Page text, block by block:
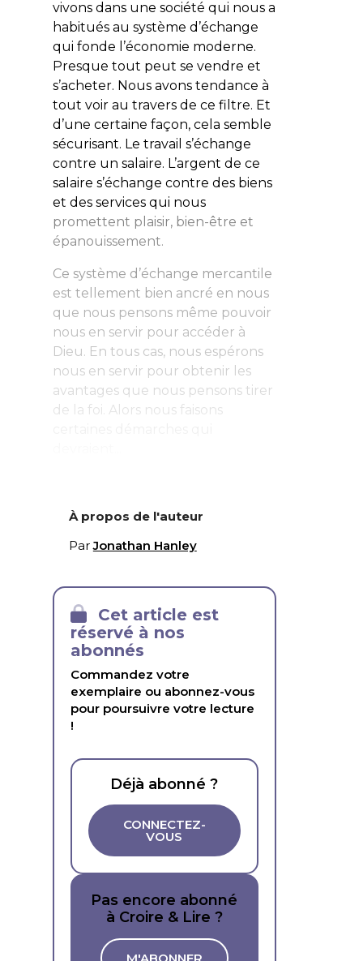
vivons dans une société qui nous a
habitués au système d’échange
qui fonde l’économie moderne.
Presque tout peut se vendre et
s’acheter. Nous avons tendance à
tout voir au travers de ce filtre. Et
d’une certaine façon, cela semble
sécurisant. Le travail s’échange
contre un salaire. L’argent de ce
salaire s’échange contre des biens
et des services qui nous
promettent plaisir, bien-être et
épanouissement.
Ce système d’échange mercantile
est tellement bien ancré en nous
que nous pensons même pouvoir
nous en servir pour accéder à
Dieu. En tous cas, nous espérons
nous en servir pour obtenir les
avantages que nous pensons tirer
de la foi. Alors nous faisons
À propos de l'auteur
ParJonathan Hanley
Cet article est
réservé à nos
abonnés
Commandez votre
exemplaire ou abonnez-vous
pour poursuivre votre lecture
!
Déjà abonné ?
CONNECTEZ-
VOUS
Pas encore abonné
à Croire & Lire ?